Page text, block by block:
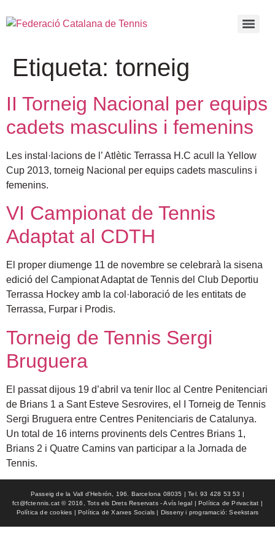
Etiqueta: torneig
II Torneig Nacional per equips
cadets masculins i femenins
Les instal·lacions de l’ Atlètic Terrassa H.C acull la Yellow
Cup 2013, torneig Nacional per equips cadets masculins i
femenins.
VI Campionat de Tennis
Adaptat al CDTH
El proper diumenge 11 de novembre se celebrarà la sisena
edició del Campionat Adaptat de Tennis del Club Deportiu
Terrassa Hockey amb la col·laboració de les entitats de
Terrassa, Furpar i Prodis.
Torneig de Tennis Sergi
Bruguera
El passat dijous 19 d’abril va tenir lloc al Centre Penitenciari
de Brians 1 a Sant Esteve Sesrovires, el I Torneig de Tennis
Sergi Bruguera entre Centres Penitenciaris de Catalunya.
Un total de 16 interns provinents dels Centres Brians 1,
Brians 2 i Quatre Camins van participar a la Jornada de
Tennis.
Passeig de la Vall d'Hebrón, 196. Barcelona 08035 | Tel. 93 428 53 53 |
fct@fctennis.cat © 2016, Tots els Drets Reservats - Avís legal | Política de Privacitat |
Política de cookies | Política de Xarxes Socials | Disseny i programació: Seekstars